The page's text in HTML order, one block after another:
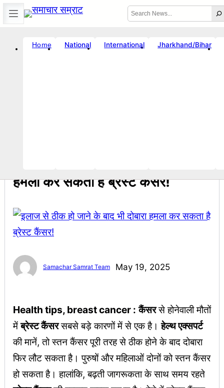
Skip
to
content
Search
Home National International Jharkhand/Bihar
हमला कर सकता है ब्रेस्ट कैंसर!
Samachar Samrat Team May 19, 2025
Health tips, breast cancer : कैंसरसे होनेवाली मौतों
मेंब्रेस्ट कैंसरसबसे बड़े कारणों में से एक है।हेल्थ एक्सपर्ट
की मानें, तो स्तन कैंसर पूरी तरह से ठीक होने के बाद दोबारा
फिर लौट सकता है। पुरुषों और महिलाओं दोनों को स्तन कैंसर
हो सकता है। हालांकि, बढ़ती जागरूकता के साथ समय रहते